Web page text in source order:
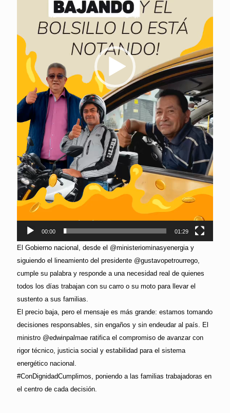
00:00 01:29
El Gobierno nacional, desde el @ministeriominasyenergia y
siguiendo el lineamiento del presidente @gustavopetrourrego,
cumple su palabra y responde a una necesidad real de quienes
todos los días trabajan con su carro o su moto para llevar el
sustento a sus familias.
El precio baja, pero el mensaje es más grande: estamos tomando
decisiones responsables, sin engaños y sin endeudar al país. El
ministro @edwinpalmae ratifica el compromiso de avanzar con
rigor técnico, justicia social y estabilidad para el sistema
energético nacional.
#ConDignidadCumplimos, poniendo a las familias trabajadoras en
el centro de cada decisión.